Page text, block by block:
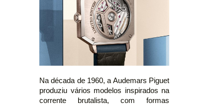
Na década de 1960, a Audemars Piguet
produziu vários modelos inspirados na
corrente brutalista, com formas